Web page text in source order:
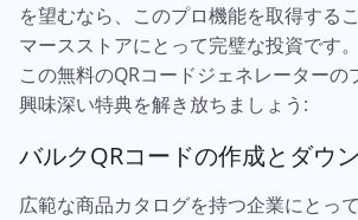
を望むなら、このプロ機能を取得する
マースストアにとって完璧な投資です。
この無料のQRコードジェネレーターの
興味深い特典を解き放ちましょう:
バルクQRコードの作成とダウ
広範な商品カタログを持つ企業にとっ